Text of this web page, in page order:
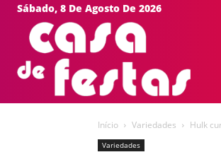
Sábado, 8 De Agosto De 2026
Início Variedades Hulk
Variedades